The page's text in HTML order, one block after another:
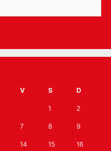
V S D
1 2
7 8 9
14 15 16